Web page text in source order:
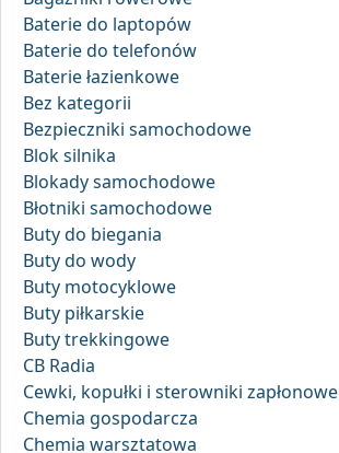
Baterie do laptopów
Baterie do telefonów
Baterie łazienkowe
Bez kategorii
Bezpieczniki samochodowe
Blok silnika
Blokady samochodowe
Błotniki samochodowe
Buty do biegania
Buty do wody
Buty motocyklowe
Buty piłkarskie
Buty trekkingowe
CB Radia
Cewki, kopułki i sterowniki zapłonowe
Chemia gospodarcza
Chemia warsztatowa